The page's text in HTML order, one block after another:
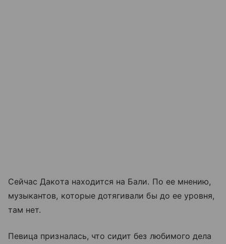
Сейчас Дакота находится на Бали. По ее мнению,
музыкантов, которые дотягивали бы до ее уровня,
там нет.
Певица призналась, что сидит без любимого дела